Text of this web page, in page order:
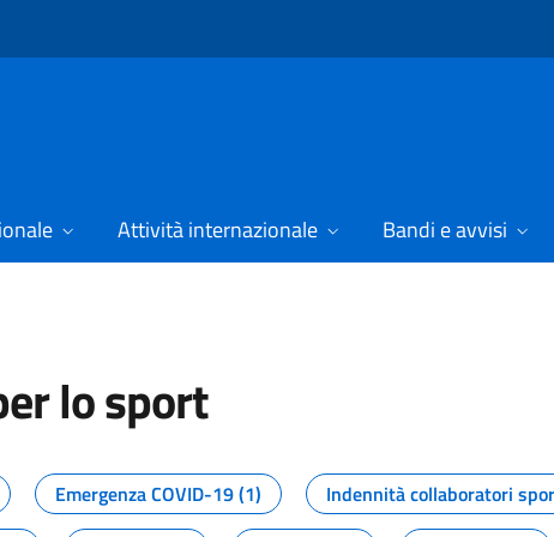
Attività internazionale Bandi e avvisi
lo sport
dal Dipartimento per lo sport
Emergenza COVID-19 (1) Indennità collaboratori